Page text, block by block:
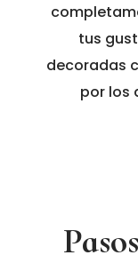
tus
decoradas
por los